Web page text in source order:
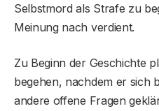
Selbstmord als Strafe zu
Meinung nach verdient.
Zu Beginn der Geschichte
begehen, nachdem er sich
andere offene Fragen